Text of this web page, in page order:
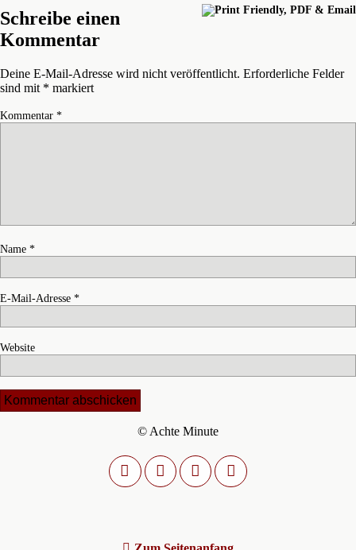
Schreibe einen
Kommentar
Deine E-Mail-Adresse wird nicht veröffentlicht. Erforderliche Felder
sind mit * markiert
Kommentar *
Name *
E-Mail-Adresse *
Website
© Achte Minute